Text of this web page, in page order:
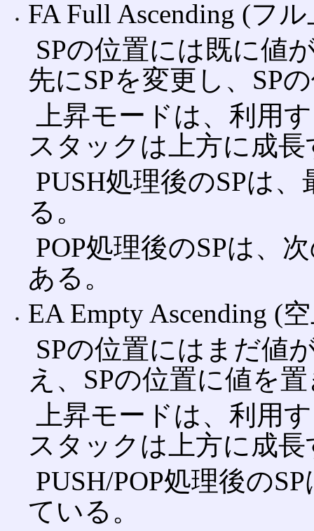
FA Full Ascending (フ
SPの位置には既に値
先にSPを変更し、SP
上昇モードは、利用
スタックは上方に成長
PUSH処理後のSPは
る。
POP処理後のSPは、
ある。
EA Empty Ascending (
SPの位置にはまだ値
え、SPの位置に値を
上昇モードは、利用
スタックは上方に成長
PUSH/POP処理後の
ている。